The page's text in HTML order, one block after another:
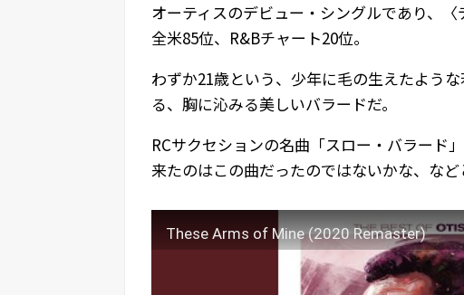
オーティスのデビュー・シングルであり、
全米85位、R&Bチャート20位。
わずか21歳という、少年に毛の生えたよう
る、胸に沁みる美しいバラードだ。
RCサクセションの名曲「スロー・バラード
来たのはこの曲だったのではないかな、など
These Arms of Mine (2020 Remaster)